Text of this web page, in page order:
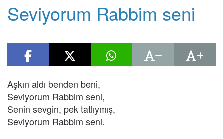
Seviyorum Rabbim seni
Aşkın aldı benden beni,
Seviyorum Rabbim seni,
Senin sevgin, pek tatlıymış,
Seviyorum Rabbim seni.